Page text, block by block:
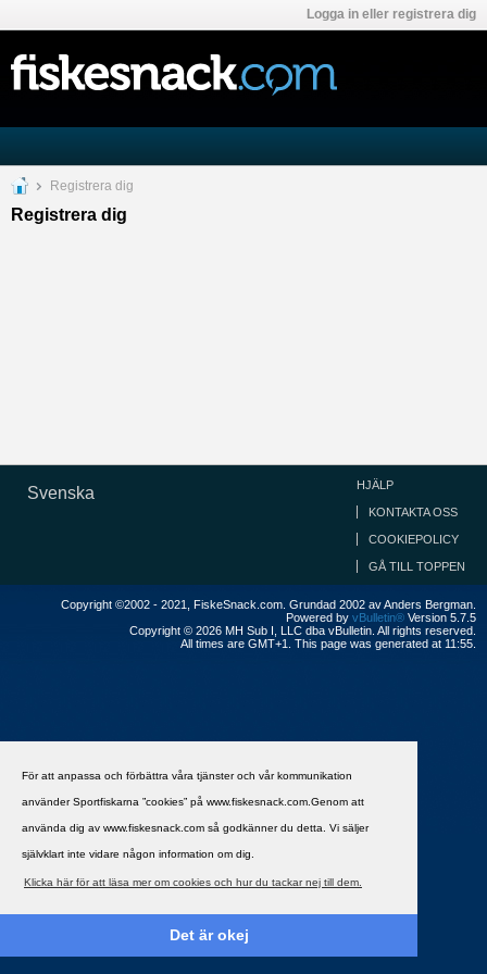
För att anpassa och förbättra våra tjänster och vår kommunikation
använder Sportfiskarna ”cookies” på www.fiskesnack.com.Genom att
använda dig av www.fiskesnack.com så godkänner du detta. Vi säljer
självklart inte vidare någon information om dig.
Klicka här för att läsa mer om cookies och hur du tackar nej till dem.
Det är okej
Logga in eller registrera dig
Registrera dig
Registrera dig
Svenska HJÄLP
KONTAKTA OSS
COOKIEPOLICY
GÅ TILL TOPPEN
Copyright ©2002 - 2021, FiskeSnack.com. Grundad 2002 av Anders Bergman.
Powered by vBulletin® Version 5.7.5
Copyright © 2026 MH Sub I, LLC dba vBulletin. All rights reserved.
All times are GMT+1. This page was generated at 11:55.